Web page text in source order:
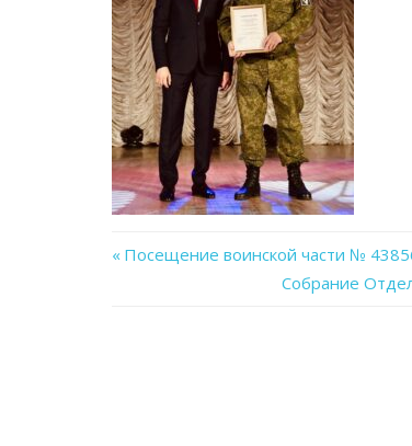
Previous
Посещение воинской части №
Next
Собрание